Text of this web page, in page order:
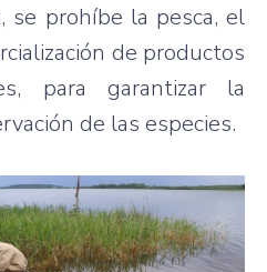
se prohíbe la pesca, el
de productos
para garantizar la
de las especies.